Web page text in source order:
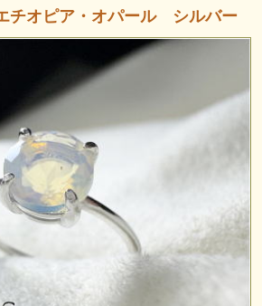
チオピア・オパール シルバー